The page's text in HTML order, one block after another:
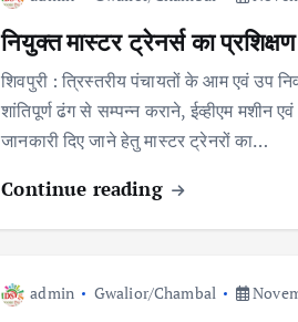
नियुक्त मास्टर ट्रेनर्स का
शिवपुरी : त्रिस्तरीय पंचायतों के आम एवं उप
शांतिपूर्ण ढंग से सम्पन्न कराने, ईव्हीएम
जानकारी दिए जाने हेतु मास्टर ट्रेनरों का…
Continue reading
admin Gwalior/Chambal